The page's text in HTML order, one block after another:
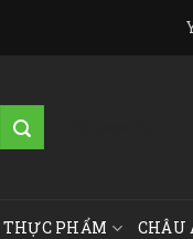
THỰC PHẨM CHÂU